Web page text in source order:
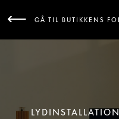
GÅ TIL BUTIKKENS